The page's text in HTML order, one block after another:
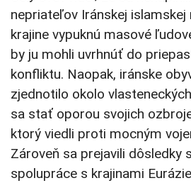
nepriateľov Iránskej islamskej
krajine vypuknú masové
by ju mohli uvrhnúť do
konfliktu. Naopak, iránske
zjednotilo okolo
sa stať oporou svojich
ktorý viedli proti mocným
Zároveň sa prejavili dôsledky
spolupráce s krajinami